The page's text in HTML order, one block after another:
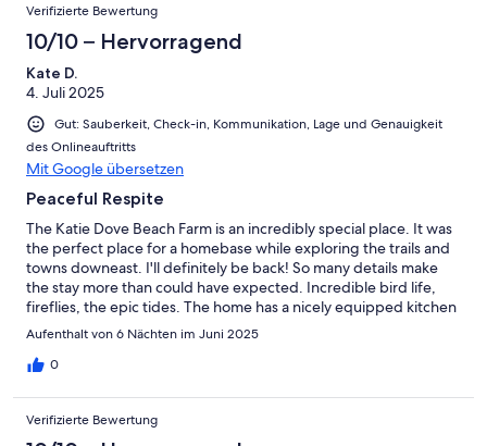
Verifizierte Bewertung
10/10 – Hervorragend
Kate D.
4. Juli 2025
Gut: Sauberkeit, Check-in, Kommunikation, Lage und Genauigkeit
des Onlineauftritts
Mit Google übersetzen
Peaceful Respite
The Katie Dove Beach Farm is an incredibly special place. It was
the perfect place for a homebase while exploring the trails and
towns downeast. I'll definitely be back! So many details make
the stay more than could have expected. Incredible bird life,
fireflies, the epic tides. The home has a nicely equipped kitchen
and the view from the porch and deck are so lovely. Thank you
Aufenthalt von 6 Nächten im Juni 2025
0
Verifizierte Bewertung